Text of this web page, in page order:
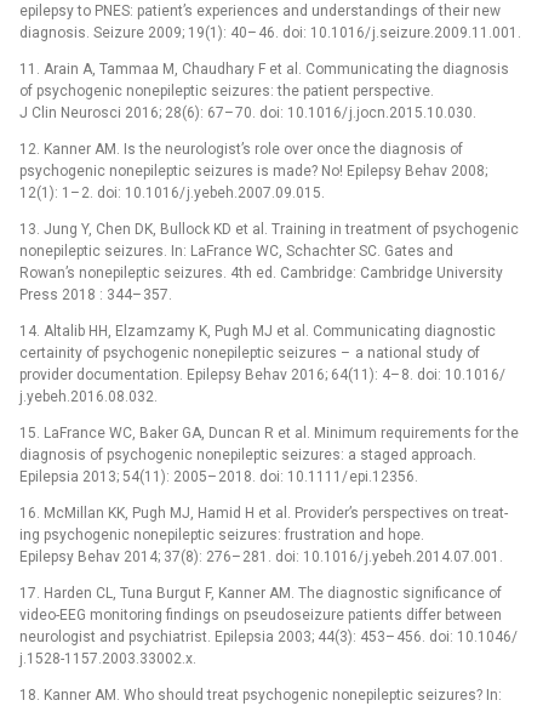
epilepsy to PNES: patient’s experiences and understandings of their new
dia­gnosis. Seizure 2009; 19(1): 40– 46. doi: 10.1016/j.seizure.2009.11.001.
11. Arain A, Tam­maa M, Chaudhary F et al. Com­municat­­ing the dia­gnosis
of psychogenic nonepileptic seizures: the patient perspective.
J Clin Neurosci 2016; 28(6): 67–70. doi: 10.1016/j.jocn.2015.10.030.
12. Kan­ner AM. Is the neurologist’s role over once the dia­gnosis of
psychogenic nonepileptic seizures is made? No! Epilepsy Behav 2008;
12(1): 1– 2. doi: 10.1016/j.yebeh.2007.09.015.
13. Jung Y, Chen DK, Bul­lock KD et al. Train­­ing in treatment of psychogenic
nonepileptic seizures. In: LaFrance WC, Schachter SC. Gates and
Rowan’s nonepileptic seizures. 4th ed. Cambridge: Cambridge University
Press 2018 : 344– 357.
14. Altalib HH, Elzamzamy K, Pugh MJ et al. Com­municat­­ing dia­gnostic
certainity of psychogenic nonepileptic seizures – a national study of
provider documentation. Epilepsy Behav 2016; 64(11): 4– 8. doi: 10.1016/
j.yebeh.2016.08.032.
15. LaFrance WC, Baker GA, Duncan R et al. Minimum requirements for the
dia­gnosis of psychogenic nonepileptic seizures: a staged approach.
Epilepsia 2013; 54(11): 2005– 2018. doi: 10.1111/epi.12356.
16. McMil­lan KK, Pugh MJ, Hamid H et al. Provider’s perspectives on treat­­
ing psychogenic nonepileptic seizures: frustration and hope.
Epilepsy Behav 2014; 37(8): 276– 281. doi: 10.1016/j.yebeh.2014.07.001.
17. Harden CL, Tuna Burgut F, Kan­ner AM. The dia­gnostic significance of
video-EEG monitor­­ing findings on pseudoseizure patients dif­fer between
neurologist and psychiatrist. Epilepsia 2003; 44(3): 453– 456. doi: 10.1046/
j.1528-1157.2003.33002.x.
18. Kan­ner AM. Who should treat psychogenic nonepileptic seizures? In: